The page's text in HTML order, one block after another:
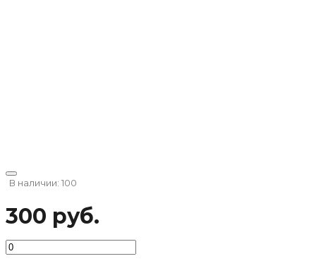
В наличии: 100
300 руб.